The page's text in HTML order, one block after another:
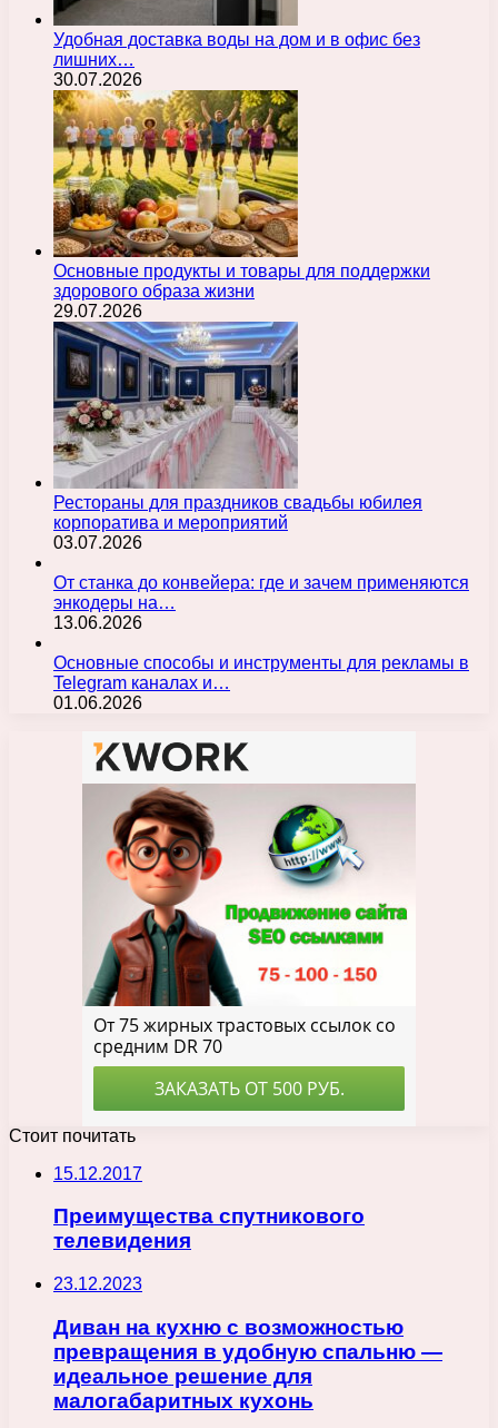
Удобная доставка воды на дом и в офис без
лишних…
30.07.2026
Основные продукты и товары для поддержки
здорового образа жизни
29.07.2026
Рестораны для праздников свадьбы юбилея
корпоратива и мероприятий
03.07.2026
От станка до конвейера: где и зачем применяются
энкодеры на…
13.06.2026
Основные способы и инструменты для рекламы в
Telegram каналах и…
01.06.2026
Стоит почитать
15.12.2017
Преимущества спутникового
телевидения
23.12.2023
Диван на кухню с возможностью
превращения в удобную спальню —
идеальное решение для
малогабаритных кухонь